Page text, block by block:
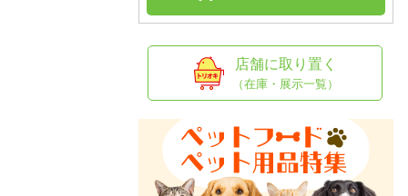
店舗に取り置く
（在庫・展示一覧）